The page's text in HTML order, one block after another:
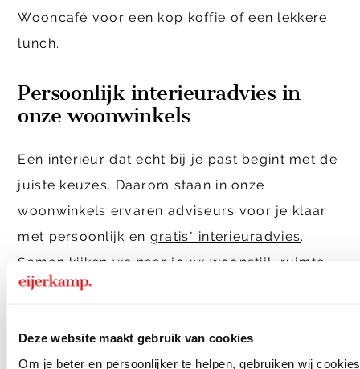
Deze website maakt gebruik van cookies
Om je beter en persoonlijker te helpen, gebruiken wij
Wooncafé voor een kop koffie of een lekkere
lunch.
Persoonlijk interieuradvies in
onze woonwinkels
Een interieur dat echt bij je past begint met de
juiste keuzes. Daarom staan in onze
woonwinkels ervaren adviseurs voor je klaar
met persoonlijk en gratis* interieuradvies.
Samen kijken we naar jouw woonstijl, ruimte
en wensen en helpen we je bij het combineren
je keuzes waar je jarenlang plezier van hebt.
Thuis begint bij Eijerkamp.